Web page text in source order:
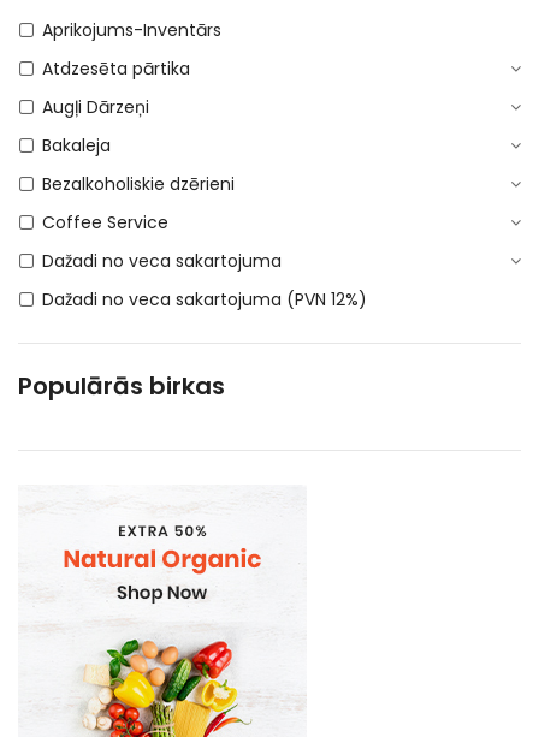
Aprikojums-Inventārs
Atdzesēta pārtika
Augļi Dārzeņi
Bakaleja
Bezalkoholiskie dzērieni
Coffee Service
Dažadi no veca sakartojuma
Dažadi no veca sakartojuma (PVN 12%)
DEPOSITA IEPAKOJUMS
E-Cigaretes
Kosmētika un higiēnas produkti
Mājsaimniecības preces
Sadzīves ķīmija
Sadzīves preces un piederumi
Vienreizlietojamie trauki
Ātrās uzkodas
Auksto dzērienu/ēdienu trauki
Bagasse (cukurniedru šķiedras) ēdiena kārbas
Populārās birkas